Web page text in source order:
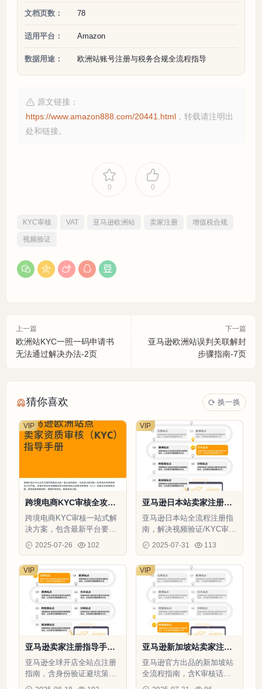
文档页数： 78
适用平台： Amazon
数据用途： 欧洲站账号注册与税务合规全流程指导
原文链接：
https://www.amazon888.com/20441.html ，转载请注明出
处和链接。
0 0
KYC审核 VAT 亚马逊欧洲站 卖家注册 增值税合规
视频验证
上一篇
欧洲站KYC一照一码申请书
无法通过解决办法-2页
下一篇
亚马逊欧洲站误判关联解封
步骤指南-7页
猜你喜欢 换一换
跨境电商KYC审核全攻略-
21页
跨境电商KYC审核一站式解
决方案，包含最新平台要求
与实战模板
2025-07-26 102
VIP
亚马逊日本站卖家注册与
运营全指南-63页
亚马逊日本站全流程注册指
南，解决视频验证/KYC审
核/收款设置等核心痛点，提
升60%注册通过率
2025-07-31 113
VIP
亚马逊卖家注册指导手册-
81页
亚马逊全球开店全站点注册
指南，含身份验证避坑策略
和账户审查解决方案
VIP
亚马逊新加坡站卖家注册
与运营全指南-59页
亚马逊官方出品的新加坡站
全流程指南，含K审核话术
模板和敏感操作白名单
VIP